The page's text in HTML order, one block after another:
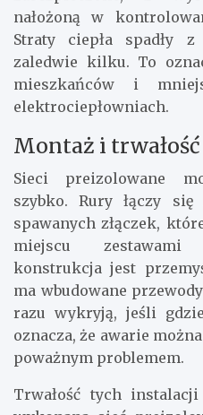
nałożoną w
Straty ciepła spadły
zaledwie kilku. To
mieszkańców i
elektrociepłowniach.
Montaż i trwałość
Sieci preizolowane
szybko. Rury łączy
spawanych złączek,
miejscu zestawami
konstrukcja jest
ma wbudowane
razu wykryją, jeśli
oznacza, że awarie
poważnym problemem.
Trwałość tych